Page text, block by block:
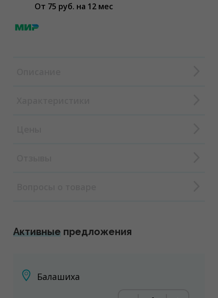
От 75 руб. на 12 мес
Активные предложения
Балашиха